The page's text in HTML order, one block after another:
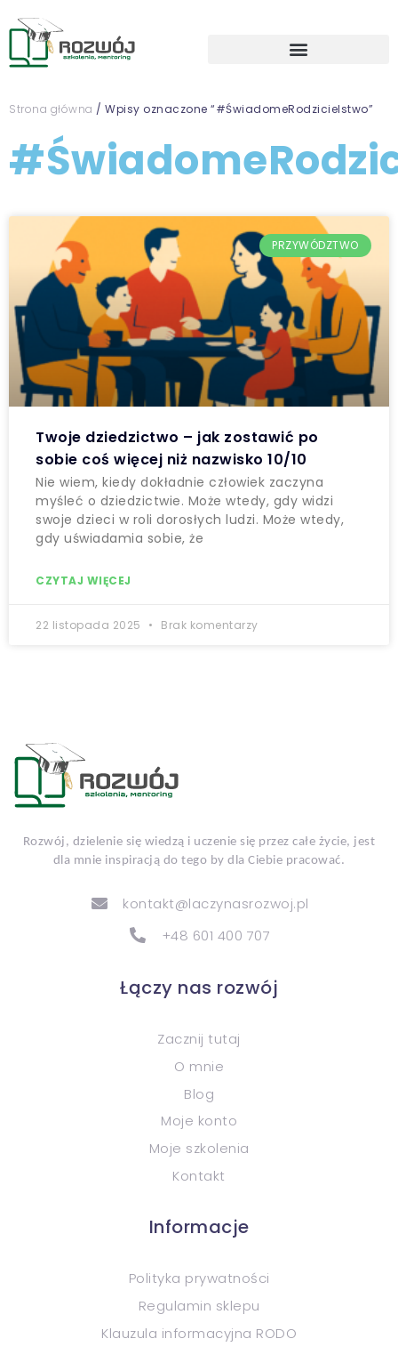
Strona główna / Wpisy oznaczone “#ŚwiadomeRodzicielstwo”
PRZYWÓDZTWO
Twoje dziedzictwo – jak zostawić po
sobie coś więcej niż nazwisko 10/10
Nie wiem, kiedy dokładnie człowiek zaczyna
myśleć o dziedzictwie. Może wtedy, gdy widzi
swoje dzieci w roli dorosłych ludzi. Może wtedy,
gdy uświadamia sobie, że
CZYTAJ WIĘCEJ
22 listopada 2025 Brak komentarzy
Rozwój, dzielenie się wiedzą i uczenie się przez całe życie, jest
dla mnie inspiracją do tego by dla Ciebie pracować.
kontakt@laczynasrozwoj.pl
+48 601 400 707
Łączy nas rozwój
Zacznij tutaj
O mnie
Blog
Moje konto
Moje szkolenia
Kontakt
Informacje
Polityka prywatności
Regulamin sklepu
Klauzula informacyjna RODO